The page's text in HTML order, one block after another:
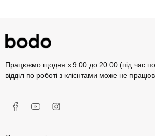
Працюємо щодня з 9:00 до 20:00 (під час
відділ по роботі з клієнтами може не